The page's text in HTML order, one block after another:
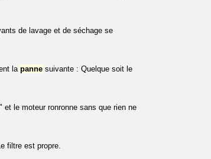
de lavage et de séchage se
la panne suivante : Quelque soit le
et le moteur ronronne sans que rien ne
filtre est propre.